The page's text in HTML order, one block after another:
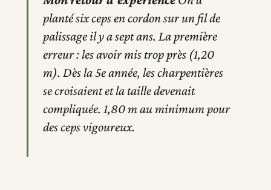
planté six ceps en cordon sur un fil de
palissage il y a sept ans. La première
erreur : les avoir mis trop près (1,20
m). Dès la 5e année, les charpentières
se croisaient et la taille devenait
compliquée. 1,80 m au minimum pour
des ceps vigoureux.